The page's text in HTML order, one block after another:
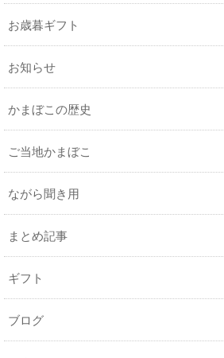
お歳暮ギフト
お知らせ
かまぼこの歴史
ご当地かまぼこ
ながら聞き用
まとめ記事
ギフト
ブログ